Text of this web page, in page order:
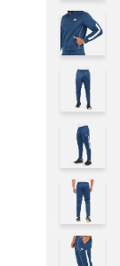
10.